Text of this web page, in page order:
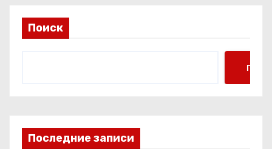
Поиск
Поиск
Последние записи